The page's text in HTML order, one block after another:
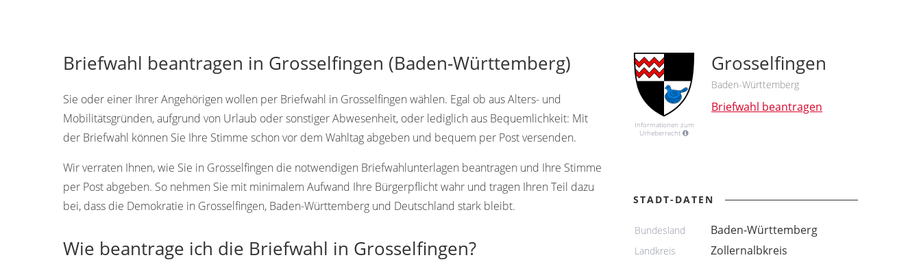
Briefwahl beantragen in Grosselfingen (Baden-Württemberg)
Sie oder einer Ihrer Angehörigen wollen per Briefwahl in Grosselfingen wählen. Egal ob aus Alters- und
Mobilitätsgründen, aufgrund von Urlaub oder sonstiger Abwesenheit, oder lediglich aus Bequemlichkeit: Mit
der Briefwahl können Sie Ihre Stimme schon vor dem Wahltag abgeben und bequem per Post versenden.
Wir verraten Ihnen, wie Sie in Grosselfingen die notwendigen Briefwahlunterlagen beantragen und Ihre Stimme
per Post abgeben. So nehmen Sie mit minimalem Aufwand Ihre Bürgerpflicht wahr und tragen Ihren Teil dazu
bei, dass die Demokratie in Grosselfingen, Baden-Württemberg und Deutschland stark bleibt.
Wie beantrage ich die Briefwahl in Grosselfingen?
Informationen zum
Urheberrecht
Grosselfingen
Baden-Württemberg
Briefwahl beantragen
STADT-DATEN
Bundesland Baden-Württemberg
Landkreis Zollernalbkreis